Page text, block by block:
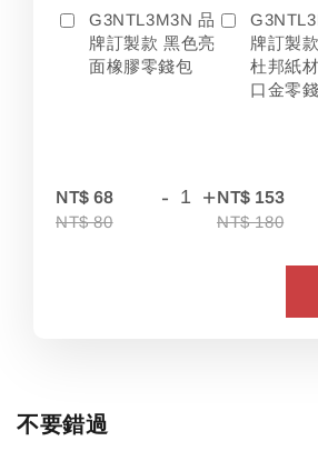
G3NTL3M3N 品
牌訂製款 黑色亮
面橡膠零錢包
NT$ 68
NT$ 80
- +
牌訂製
杜邦紙
口金零
NT$ 153
NT$ 180
不要錯過